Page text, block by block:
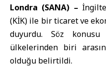
Londra (SANA) –
(KİK) ile bir ticaret ve
duyurdu. Söz
ülkelerinden biri
olduğu belirtildi.